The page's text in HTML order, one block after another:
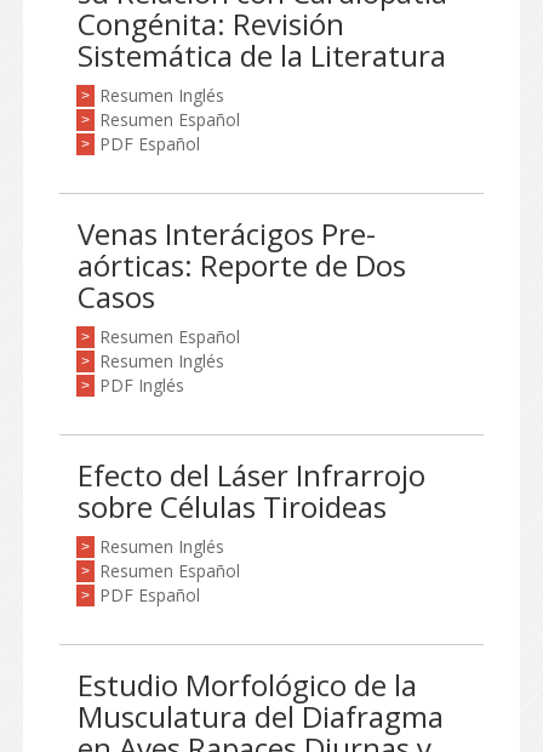
Congénita: Revisión
Sistemática de la Literatura
> Resumen Inglés
> Resumen Español
> PDF Español
Venas Interácigos Pre-
aórticas: Reporte de Dos
Casos
> Resumen Español
> Resumen Inglés
> PDF Inglés
Efecto del Láser Infrarrojo
sobre Células Tiroideas
> Resumen Inglés
> Resumen Español
> PDF Español
Estudio Morfológico de la
Musculatura del Diafragma